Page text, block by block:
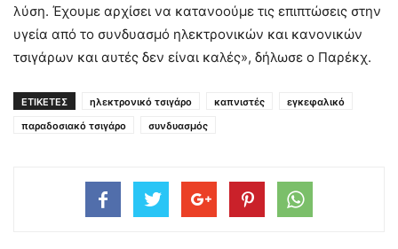
λύση. Έχουμε αρχίσει να κατανοούμε τις επιπτώσεις στην
υγεία από το συνδυασμό ηλεκτρονικών και κανονικών
τσιγάρων και αυτές δεν είναι καλές», δήλωσε ο Παρέκχ.
ΕΤΙΚΕΤΕΣ ηλεκτρονικό τσιγάρο καπνιστές
εγκεφαλικό
παραδοσιακό τσιγάρο
συνδυασμός